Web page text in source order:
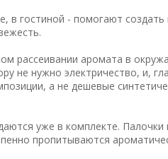
гостиной - помогают
рассеивании аромата в
не нужно электричество, и,
а не дешевые
уже в комплекте.
пропитываются